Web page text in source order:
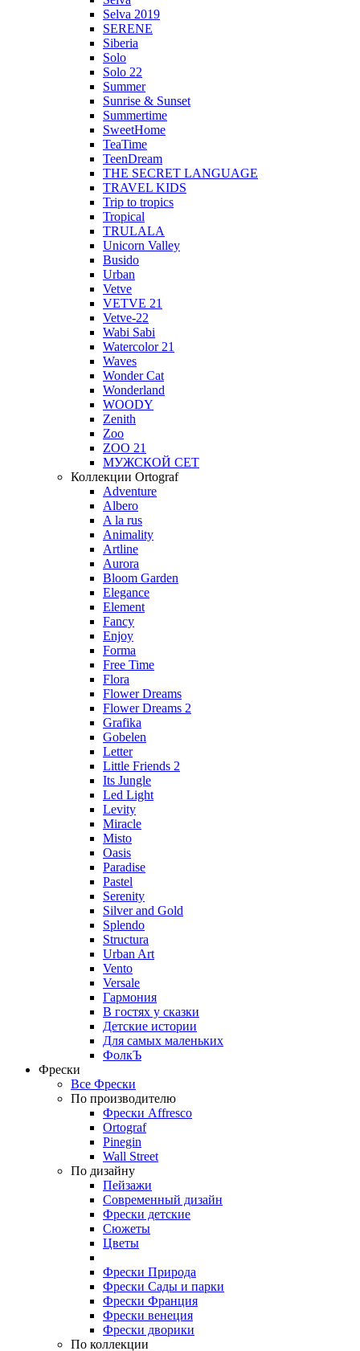
Selva 2019
SERENE
Siberia
Solo
Solo 22
Summer
Sunrise & Sunset
Summertime
SweetHome
TeaTime
TeenDream
THE SECRET LANGUAGE
TRAVEL KIDS
Trip to tropics
Tropical
TRULALA
Unicorn Valley
Busido
Urban
Vetve
VETVE 21
Vetve-22
Wabi Sabi
Watercolor 21
Waves
Wonder Cat
Wonderland
WOODY
Zenith
Zoo
ZOO 21
МУЖСКОЙ СЕТ
Коллекции Ortograf
Adventure
Albero
A la rus
Animality
Artline
Aurora
Bloom Garden
Elegance
Element
Fancy
Enjoy
Forma
Free Time
Flora
Flower Dreams
Flower Dreams 2
Grafika
Gobelen
Letter
Little Friends 2
Its Jungle
Led Light
Levity
Miracle
Misto
Oasis
Paradise
Pastel
Serenity
Silver and Gold
Splendo
Structura
Urban Art
Vento
Versale
Гармония
В гостях у сказки
Детские истории
Для самых маленьких
ФолкЪ
Фрески
Все Фрески
По производителю
Фрески Affresco
Ortograf
Pinegin
Wall Street
По дизайну
Пейзажи
Современный дизайн
Фрески детские
Сюжеты
Цветы
Фрески Природа
Фрески Сады и парки
Фрески Франция
Фрески венеция
Фрески дворики
По коллекции